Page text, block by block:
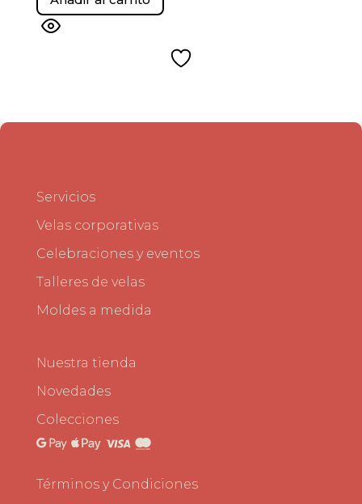
Servicios
Velas corporativas
Celebraciones y eventos
Talleres de velas
Moldes a medida
Nuestra tienda
Novedades
Colecciones
Términos y Condiciones